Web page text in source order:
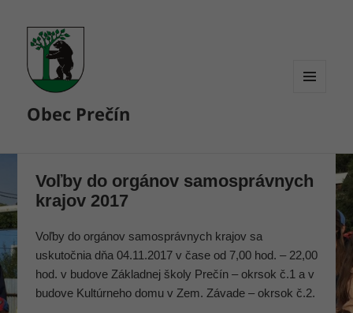
Obec Prečín
Voľby do orgánov samosprávnych
krajov 2017
Voľby do orgánov samosprávnych krajov sa
uskutočnia dňa 04.11.2017 v čase od 7,00 hod. – 22,00
hod. v budove Základnej školy Prečín – okrsok č.1 a v
budove Kultúrneho domu v Zem. Závade – okrsok č.2.